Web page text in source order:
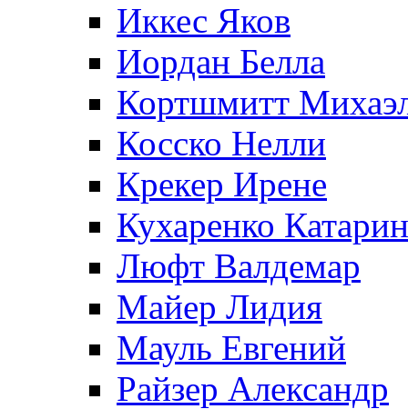
Иккес Яков
Иордан Белла
Кортшмитт
Косско Нелли
Крекер Ирене
Кухаренко
Люфт Валдемaр
Майер Лидия
Мауль Евгений
Райзер Александр